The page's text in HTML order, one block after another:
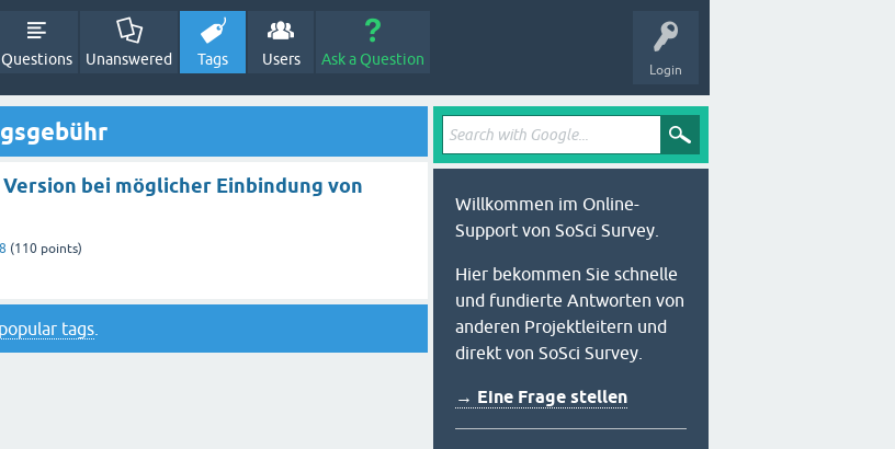
Login
Questions Unanswered Tags Users Ask a Question
bei möglicher Einbindung von
(110 points)
popular tags
Willkommen im Online-
Support von SoSci Survey.
Hier bekommen Sie schnelle
und fundierte Antworten von
anderen Projektleitern und
direkt von SoSci Survey.
→ Eine Frage stellen